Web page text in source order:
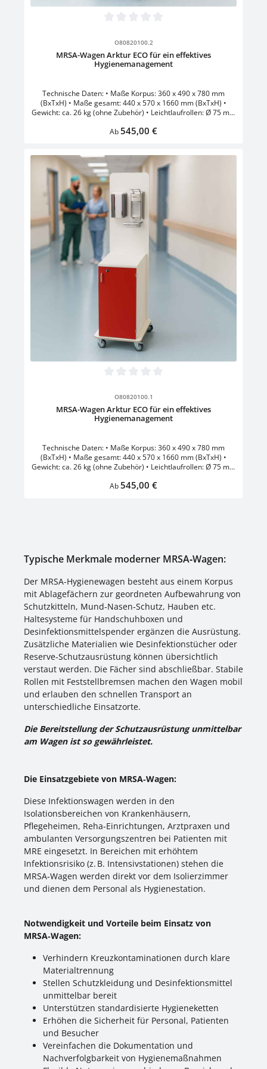
O80820100.2
MRSA-Wagen Arktur ECO für ein effektives
Hygienemanagement
Technische Daten: • Maße Korpus: 360 x 490 x 780 mm
(BxTxH) • Maße gesamt: 440 x 570 x 1660 mm (BxTxH) •
Gewicht: ca. 26 kg (ohne Zubehör) • Leichtlaufrollen: Ø 75 mm
Schlüssel • Handschuhbox aus Edelstahl •
Ø 125 mm, 2 davon gebremst • vollflächige Rückwand zur
Montage der Zubehörausstattung • mit 1er Edelstahl-
Handschuhbox und 500 ml Desinfektionsmittelspender • 2
stabile Einlegeböden zur Strukturierung der Aufbewahrung •
leicht zu reinigen und zu desinfizieren • Farbe: Korpus Weiss .
Front: Weiss - Gelb - Rot - Blau - Grün
Regulärer Preis:
Ab545,00 €
O80820100.1
MRSA-Wagen Arktur ECO für ein effektives
Hygienemanagement
Technische Daten: • Maße Korpus: 360 x 490 x 780 mm
(BxTxH) • Maße gesamt: 440 x 570 x 1660 mm (BxTxH) •
Gewicht: ca. 26 kg (ohne Zubehör) • Leichtlaufrollen: Ø 75 mm
Schlüssel • Handschuhbox aus Edelstahl •
leicht zu reinigen und zu desinfizieren • Farbe: Korpus Weiss .
Front: Weiss - Gelb - Rot - Blau - Grün
Regulärer Preis:
Ab545,00 €
Typische Merkmale moderner MRSA‑Wagen:
Der MRSA-Hygienewagen besteht aus einem Korpus
mit Ablagefächern zur geordneten Aufbewahrung von
Schutzkitteln, Mund‑Nasen‑Schutz, Hauben etc.
Haltesysteme für Handschuhboxen und
Desinfektionsmittelspender ergänzen die Ausrüstung.
Zusätzliche Materialien wie Desinfektionstücher oder
Reserve‑Schutzausrüstung können übersichtlich
verstaut werden. Die Fächer sind abschließbar. Stabile
Rollen mit Feststellbremsen machen den Wagen mobil
und erlauben den schnellen Transport an
unterschiedliche Einsatzorte.
Die Bereitstellung der Schutzausrüstung unmittelbar
am Wagen ist so gewährleistet.
Die Einsatzgebiete von MRSA‑Wagen:
Diese Infektionswagen werden in den
Isolationsbereichen von Krankenhäusern,
Pflegeheimen, Reha‑Einrichtungen, Arztpraxen und
ambulanten Versorgungszentren bei Patienten mit
MRE eingesetzt. In Bereichen mit erhöhtem
Infektionsrisiko (z. B. Intensivstationen) stehen die
MRSA‑Wagen werden direkt vor dem Isolierzimmer
und dienen dem Personal als Hygienestation.
Notwendigkeit und Vorteile beim Einsatz von
MRSA‑Wagen:
Verhindern Kreuzkontaminationen durch klare
Materialtrennung
Stellen Schutzkleidung und Desinfektionsmittel
unmittelbar bereit
Unterstützen standardisierte Hygieneketten
Erhöhen die Sicherheit für Personal, Patienten
und Besucher
Vereinfachen die Dokumentation und
Nachverfolgbarkeit von Hygienemaßnahmen